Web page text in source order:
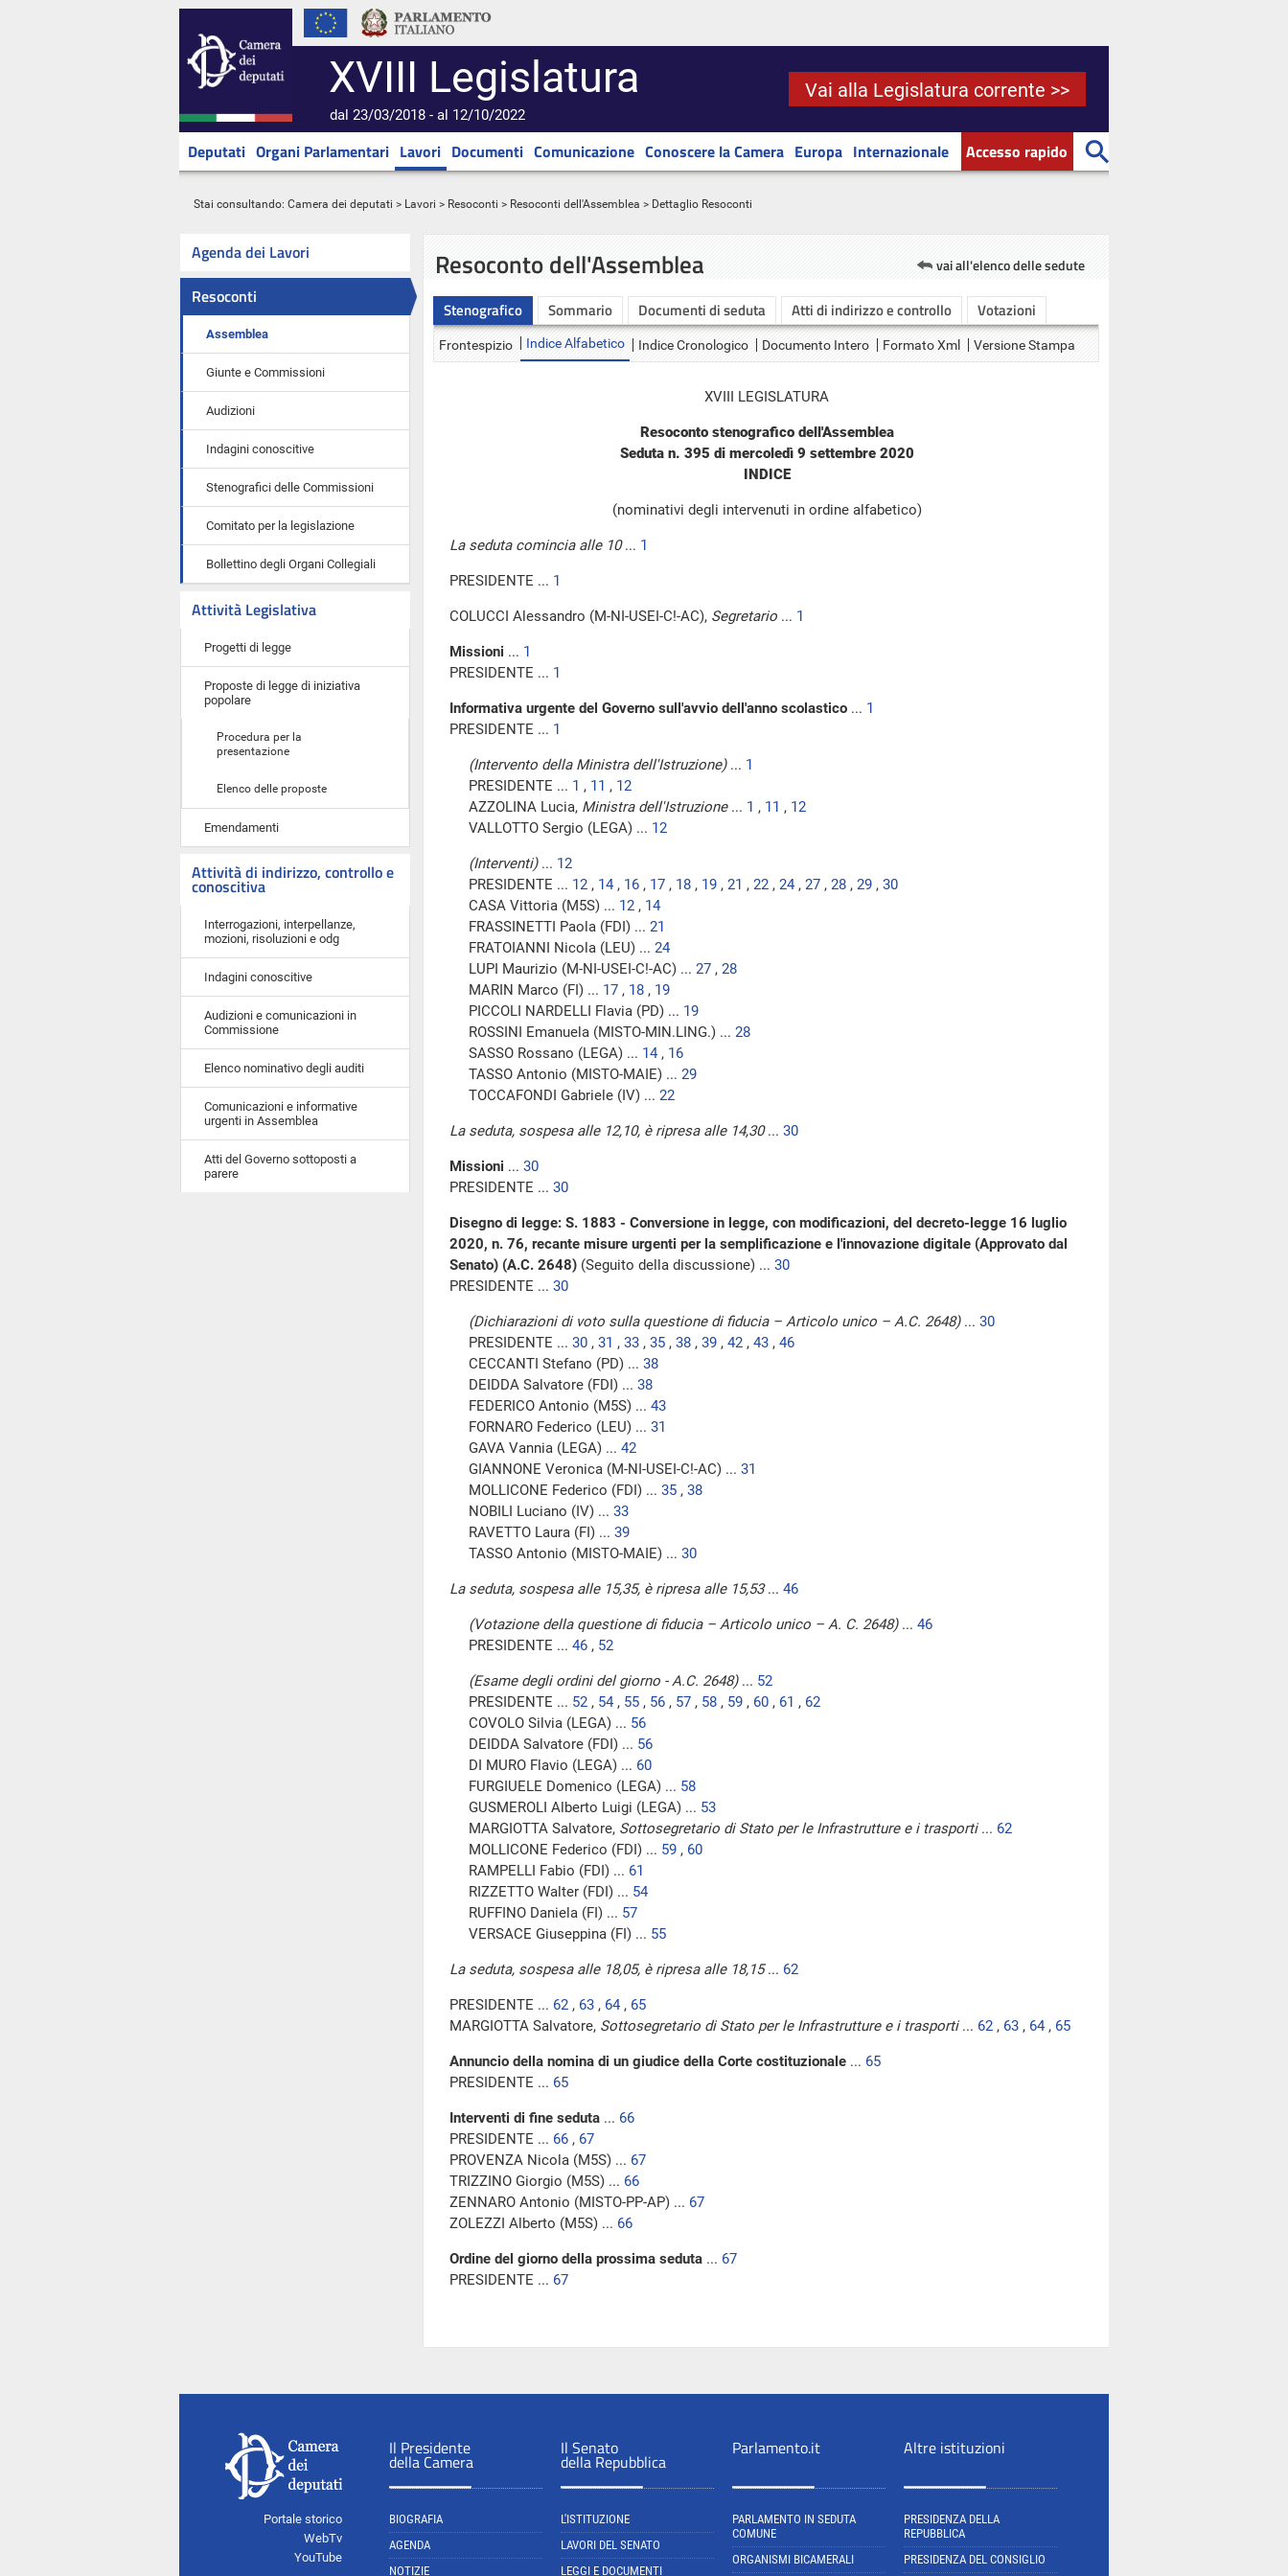
XVIII Legislatura
dal 23/03/2018 - al 12/10/2022
Vai alla Legislatura corrente >>
Deputati Organi Parlamentari Lavori Documenti Comunicazione Conoscere la Camera Europa Internazionale Accesso rapido
Stai consultando: Camera dei deputati > Lavori > Resoconti > Resoconti dell'Assemblea > Dettaglio Resoconti
Agenda dei Lavori
Resoconti
Assemblea
Giunte e Commissioni
Audizioni
Indagini conoscitive
Stenografici delle Commissioni
Comitato per la legislazione
Bollettino degli Organi Collegiali
Attività Legislativa
Progetti di legge
Proposte di legge di iniziativa
popolare
Procedura per la
presentazione
Elenco delle proposte
Emendamenti
Attività di indirizzo, controllo e
conoscitiva
Interrogazioni, interpellanze,
mozioni, risoluzioni e odg
Indagini conoscitive
Audizioni e comunicazioni in
Commissione
Elenco nominativo degli auditi
Comunicazioni e informative
urgenti in Assemblea
Atti del Governo sottoposti a
parere
Resoconto dell'Assemblea vai all'elenco delle sedute
Stenografico Sommario Documenti di seduta Atti di indirizzo e controllo Votazioni
Frontespizio Indice Alfabetico Indice Cronologico Documento Intero Formato Xml Versione Stampa
XVIII LEGISLATURA
Resoconto stenografico dell'Assemblea
Seduta n. 395 di mercoledì 9 settembre 2020
INDICE
(nominativi degli intervenuti in ordine alfabetico)
La seduta comincia alle 10... 1
PRESIDENTE ... 1
COLUCCI Alessandro (M-NI-USEI-C!-AC), Segretario ... 1
Missioni ... 1
PRESIDENTE ... 1
Informativa urgente del Governo sull'avvio dell'anno scolastico ... 1
PRESIDENTE ... 1
(Intervento della Ministra dell'Istruzione)... 1
PRESIDENTE ... 1 , 11 , 12
AZZOLINA Lucia, Ministra dell'Istruzione... 1 , 11 , 12
VALLOTTO Sergio (LEGA) ... 12
(Interventi)... 12
PRESIDENTE ... 12 , 14 , 16 , 17 , 18 , 19 , 21 , 22 , 24 , 27 , 28 , 29 , 30
CASA Vittoria (M5S) ... 12 , 14
FRASSINETTI Paola (FDI) ... 21
FRATOIANNI Nicola (LEU) ... 24
LUPI Maurizio (M-NI-USEI-C!-AC) ... 27 , 28
MARIN Marco (FI) ... 17 , 18 , 19
PICCOLI NARDELLI Flavia (PD) ... 19
ROSSINI Emanuela (MISTO-MIN.LING.) ... 28
SASSO Rossano (LEGA) ... 14 , 16
TASSO Antonio (MISTO-MAIE) ... 29
TOCCAFONDI Gabriele (IV) ... 22
La seduta, sospesa alle 12,10, è ripresa alle 14,30... 30
Missioni ... 30
PRESIDENTE ... 30
Disegno di legge: S. 1883 - Conversione in legge, con modificazioni, del decreto-legge 16 luglio
2020, n. 76, recante misure urgenti per la semplificazione e l'innovazione digitale (Approvato dal
Senato) (A.C. 2648) (Seguito della discussione) ... 30
PRESIDENTE ... 30
(Dichiarazioni di voto sulla questione di fiducia – Articolo unico – A.C. 2648)... 30
PRESIDENTE ... 30 , 31 , 33 , 35 , 38 , 39 , 42 , 43 , 46
CECCANTI Stefano (PD) ... 38
DEIDDA Salvatore (FDI) ... 38
FEDERICO Antonio (M5S) ... 43
FORNARO Federico (LEU) ... 31
GAVA Vannia (LEGA) ... 42
GIANNONE Veronica (M-NI-USEI-C!-AC) ... 31
MOLLICONE Federico (FDI) ... 35 , 38
NOBILI Luciano (IV) ... 33
RAVETTO Laura (FI) ... 39
TASSO Antonio (MISTO-MAIE) ... 30
La seduta, sospesa alle 15,35, è ripresa alle 15,53... 46
(Votazione della questione di fiducia – Articolo unico – A. C. 2648)... 46
PRESIDENTE ... 46 , 52
(Esame degli ordini del giorno - A.C. 2648)... 52
PRESIDENTE ... 52 , 54 , 55 , 56 , 57 , 58 , 59 , 60 , 61 , 62
COVOLO Silvia (LEGA) ... 56
DEIDDA Salvatore (FDI) ... 56
DI MURO Flavio (LEGA) ... 60
FURGIUELE Domenico (LEGA) ... 58
GUSMEROLI Alberto Luigi (LEGA) ... 53
MARGIOTTA Salvatore, Sottosegretario di Stato per le Infrastrutture e i trasporti... 62
MOLLICONE Federico (FDI) ... 59 , 60
RAMPELLI Fabio (FDI) ... 61
RIZZETTO Walter (FDI) ... 54
RUFFINO Daniela (FI) ... 57
VERSACE Giuseppina (FI) ... 55
La seduta, sospesa alle 18,05, è ripresa alle 18,15... 62
PRESIDENTE ... 62 , 63 , 64 , 65
MARGIOTTA Salvatore, Sottosegretario di Stato per le Infrastrutture e i trasporti... 62 , 63 , 64 , 65
Annuncio della nomina di un giudice della Corte costituzionale ... 65
PRESIDENTE ... 65
Interventi di fine seduta ... 66
PRESIDENTE ... 66 , 67
PROVENZA Nicola (M5S) ... 67
TRIZZINO Giorgio (M5S) ... 66
ZENNARO Antonio (MISTO-PP-AP) ... 67
ZOLEZZI Alberto (M5S) ... 66
Ordine del giorno della prossima seduta ... 67
PRESIDENTE ... 67
Portale storico
WebTv
YouTube
Il Presidente
della Camera
BIOGRAFIA
AGENDA
NOTIZIE
Il Senato
della Repubblica
L'ISTITUZIONE
LAVORI DEL SENATO
LEGGI E DOCUMENTI
Parlamento.it
PARLAMENTO IN SEDUTA
COMUNE
ORGANISMI BICAMERALI
Altre istituzioni
PRESIDENZA DELLA
REPUBBLICA
PRESIDENZA DEL CONSIGLIO